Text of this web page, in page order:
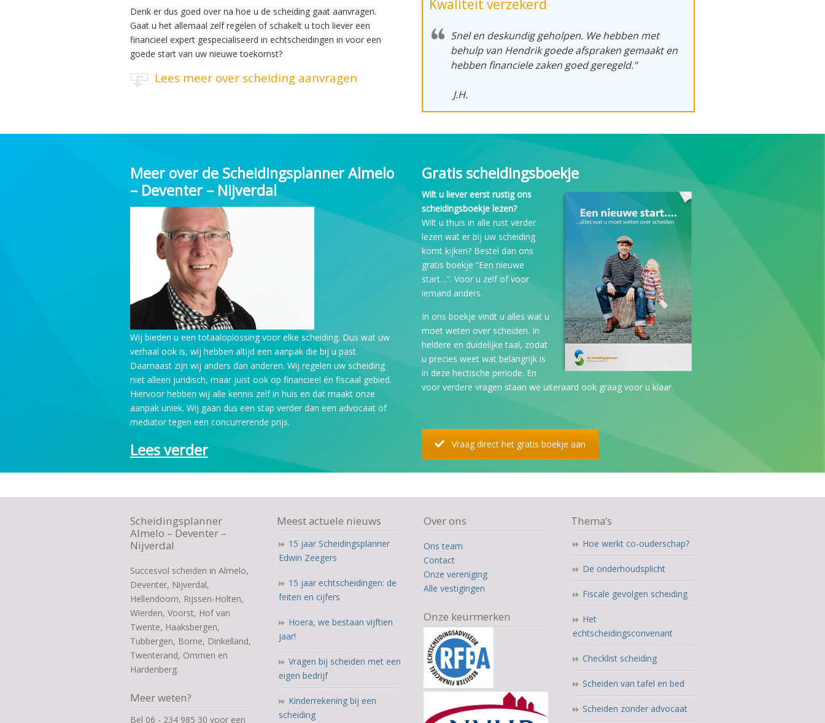
Denk er dus goed over na hoe u de scheiding gaat aanvragen.
Gaat u het allemaal zelf regelen of schakelt u toch liever een
financieel expert gespecialiseerd in echtscheidingen in voor een
goede start van uw nieuwe toekomst?
Lees meer over scheiding aanvragen
Kwaliteit verzekerd
Snel en deskundig geholpen. We hebben met
behulp van Hendrik goede afspraken gemaakt en
hebben financiele zaken goed geregeld.”
J.H.
Meer over de Scheidingsplanner Almelo
– Deventer – Nijverdal
Wij bieden u een totaaloplossing voor elke scheiding. Dus wat uw
verhaal ook is, wij hebben altijd een aanpak die bij u past.
Daarnaast zijn wij anders dan anderen. Wij regelen uw scheiding
niet alleen juridisch, maar juist ook op financieel én fiscaal gebied.
Hiervoor hebben wij alle kennis zelf in huis en dat maakt onze
aanpak uniek. Wij gaan dus een stap verder dan een advocaat of
mediator tegen een concurrerende prijs.
Lees verder
Gratis scheidingsboekje
Wilt u liever eerst rustig ons
scheidingsboekje lezen?
Wilt u thuis in alle rust verder
lezen wat er bij uw scheiding
komt kijken? Bestel dan ons
gratis boekje “Een nieuwe
start…”. Voor u zelf of voor
iemand anders.
In ons boekje vindt u alles wat u
moet weten over scheiden. In
heldere en duidelijke taal, zodat
u precies weet wat belangrijk is
in deze hectische periode. En
voor verdere vragen staan we uiteraard ook graag voor u klaar.
Vraag direct het gratis boekje aan
Scheidingsplanner
Almelo – Deventer –
Nijverdal
Succesvol scheiden in Almelo,
Deventer, Nijverdal,
Hellendoorn, Rijssen-Holten,
Wierden, Voorst, Hof van
Twente, Haaksbergen,
Tubbergen, Borne, Dinkelland,
Twenterand, Ommen en
Hardenberg.
Meer weten?
Bel 06 - 234 985 30 voor een
Meest actuele nieuws
15 jaar Scheidingsplanner
Edwin Zeegers
15 jaar echtscheidingen: de
feiten en cijfers
Hoera, we bestaan vijftien
jaar!
Vragen bij scheiden met een
eigen bedrijf
Kinderrekening bij een
scheiding
Over ons
Ons team
Contact
Onze vereniging
Alle vestigingen
Onze keurmerken
Thema’s
Hoe werkt co-ouderschap?
De onderhoudsplicht
Fiscale gevolgen scheiding
Het
echtscheidingsconvenant
Checklist scheiding
Scheiden van tafel en bed
Scheiden zonder advocaat